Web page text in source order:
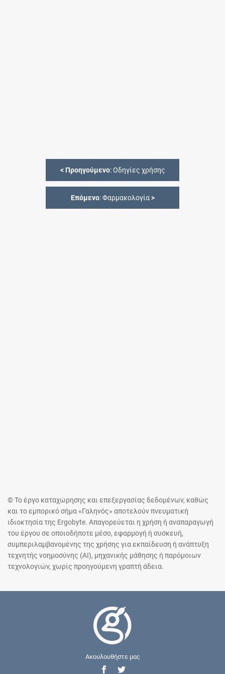
< Προηγούμενο: Οδηγίες χρήσης
Επόμενο: Φαρμακολογία>
© Το έργο καταχώρησης και επεξεργασίας δεδομένων, καθώς
και το εμπορικό σήμα «Γαληνός» αποτελούν πνευματική
ιδιοκτησία της Ergobyte. Απαγορεύεται η χρήση ή αναπαραγωγή
του έργου σε οποιοδήποτε μέσο, εφαρμογή ή συσκευή,
συμπεριλαμβανομένης της χρήσης για εκπαίδευση ή ανάπτυξη
τεχνητής νοημοσύνης (AI), μηχανικής μάθησης ή παρόμοιων
τεχνολογιών, χωρίς προηγούμενη γραπτή άδεια.
Ακουλουθήστε μας